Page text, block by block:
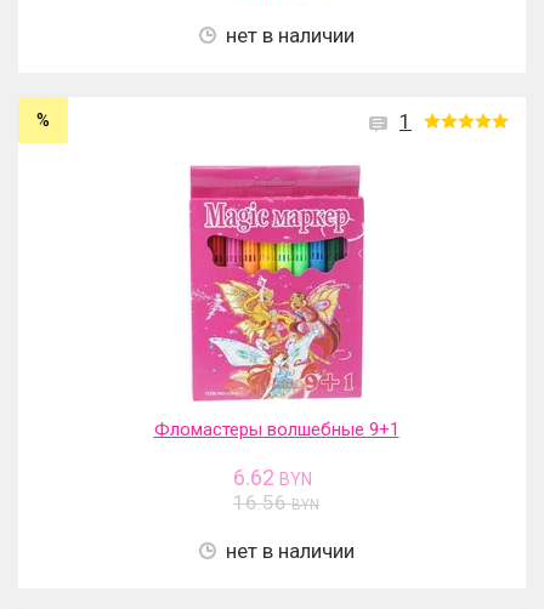
нет в наличии
1
%
Фломастеры волшебные 9+1
6.62 BYN
16.56 BYN
нет в наличии